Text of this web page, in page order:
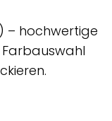
– hochwertige